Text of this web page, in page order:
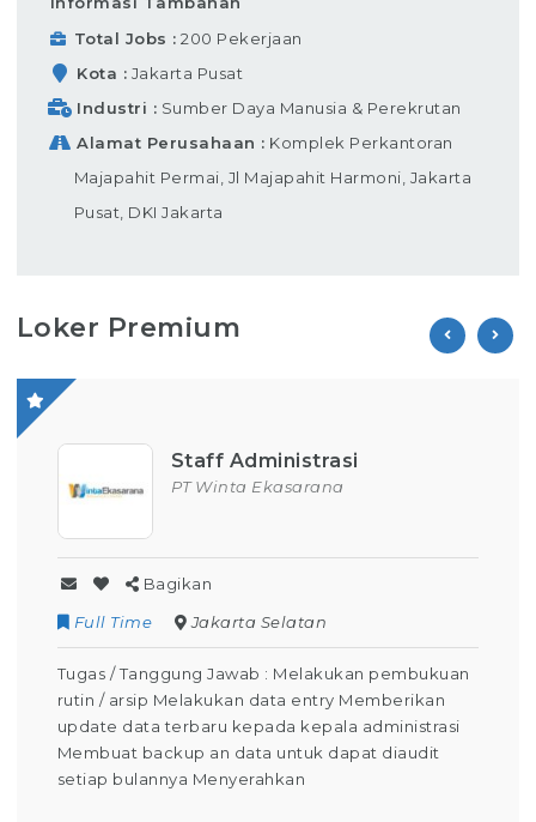
Total Jobs
200 Pekerjaan
Kota
Jakarta Pusat
Industri
Sumber Daya Manusia & Perekrutan
Alamat Perusahaan
Komplek Perkantoran
Majapahit Permai, Jl Majapahit Harmoni, Jakarta
Pusat, DKI Jakarta
Loker Premium
pembukuan
administrasi
diaudit
Operator Produksi
PT Parion Indo Tama
Contract
Tugas / Tanggung Jawab : Melakukan
Operator Produksi Setiap Harinya
keselamatan dalam bekerja Dapat
mengoperasikan mesin produksi
Pembelajaran) Membuat laporan